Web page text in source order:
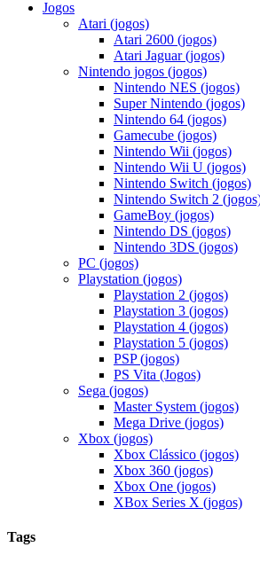
Jogos
Atari (jogos)
Atari 2600 (jogos)
Atari Jaguar (jogos)
Nintendo jogos (jogos)
Nintendo NES (jogos)
Super Nintendo (jogos)
Nintendo 64 (jogos)
Gamecube (jogos)
Nintendo Wii (jogos)
Nintendo Wii U (jogos)
Nintendo Switch (jogos)
Nintendo Switch 2
GameBoy (jogos)
Nintendo DS (jogos)
Nintendo 3DS (jogos)
PC (jogos)
Playstation (jogos)
Playstation 2 (jogos)
Playstation 3 (jogos)
Playstation 4 (jogos)
Playstation 5 (jogos)
PSP (jogos)
PS Vita (Jogos)
Sega (jogos)
Master System (jogos)
Mega Drive (jogos)
Xbox (jogos)
Xbox Clássico (jogos)
Xbox 360 (jogos)
Xbox One (jogos)
XBox Series X (jogos)
Tags